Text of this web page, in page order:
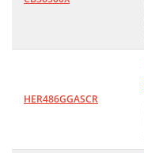
HER486GGASCR